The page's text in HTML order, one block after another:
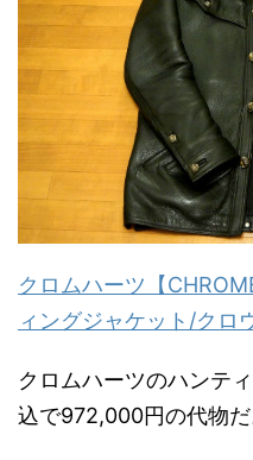
クロムハーツ【
ィングジャケット/クロ
クロムハーツのハンテ
込で972,000円の代物だ